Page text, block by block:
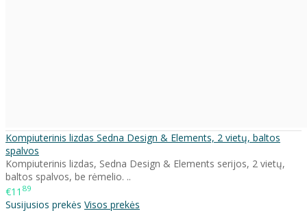
Kompiuterinis lizdas Sedna Design & Elements, 2 vietų, baltos
spalvos
Kompiuterinis lizdas, Sedna Design & Elements serijos, 2 vietų,
baltos spalvos, be rėmelio. ..
€11 89
Susijusios prekės Visos prekės